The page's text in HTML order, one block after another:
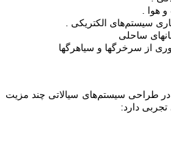
هوا .
سیستم‌های الکتریکی .
ساحلی
از سرخرگها و سیاهرگها
در طراحی سیستم‌های سیالاتی چند مزیت
دارد: